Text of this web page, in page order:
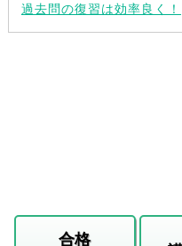
過去問の復習は効率良く！
合格